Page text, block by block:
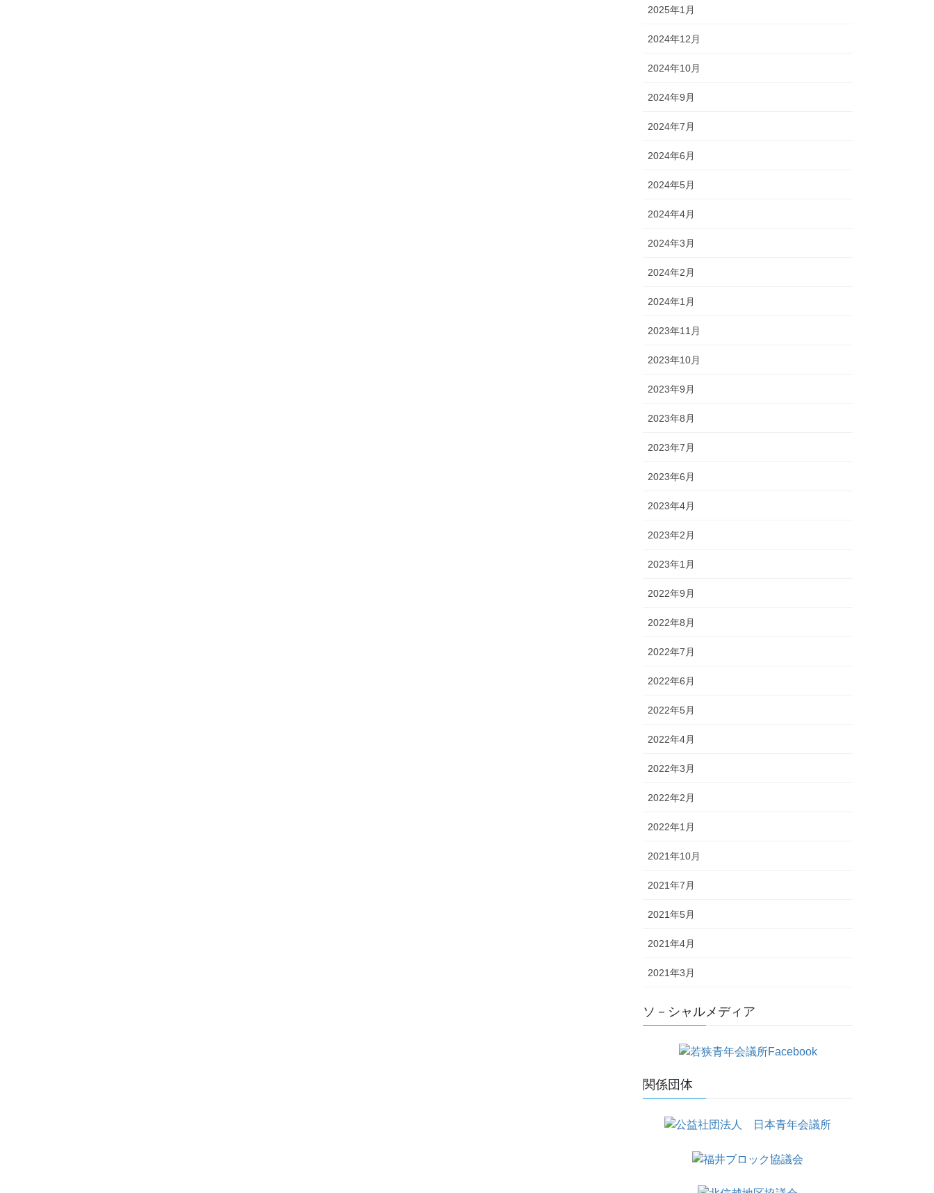
2025年1月
2024年12月
2024年10月
2024年9月
2024年7月
2024年6月
2024年5月
2024年4月
2024年3月
2024年2月
2024年1月
2023年11月
2023年10月
2023年9月
2023年8月
2023年7月
2023年6月
2023年4月
2023年2月
2023年1月
2022年9月
2022年8月
2022年7月
2022年6月
2022年5月
2022年4月
2022年3月
2022年2月
2022年1月
2021年10月
2021年7月
2021年5月
2021年4月
2021年3月
ソ－シャルメディア
関係団体